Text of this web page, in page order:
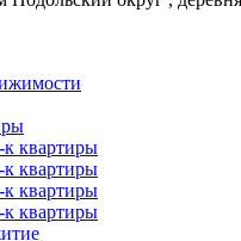
к квартиры
к квартиры
к квартиры
к квартиры